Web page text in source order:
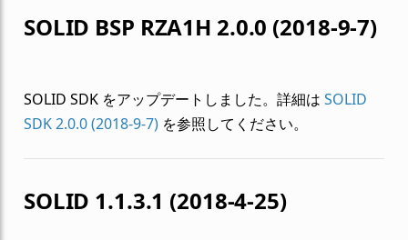
SOLID BSP RZA1H 2.0.0 (2018-9-7)
SOLID SDK をアップデートしました。詳細は SOLID
SDK 2.0.0 (2018-9-7)を参照してください。
SOLID 1.1.3.1 (2018-4-25)